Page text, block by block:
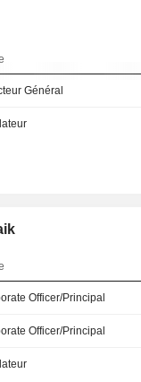
Général
Officer/Principal
Officer/Principal